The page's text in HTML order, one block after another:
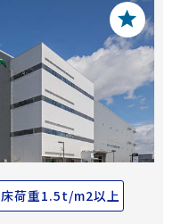
床荷重1.5t/m2以上